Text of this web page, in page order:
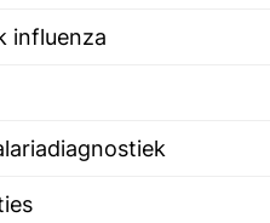
influenza